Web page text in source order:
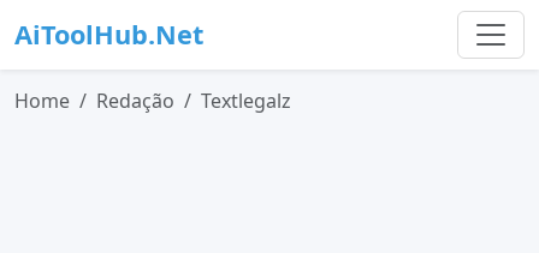
AiToolHub.Net
Home Redação Textlegalz